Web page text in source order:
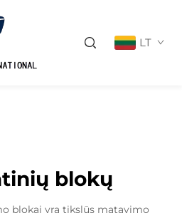
LT
blokų
blokai yra tikslūs matavimo